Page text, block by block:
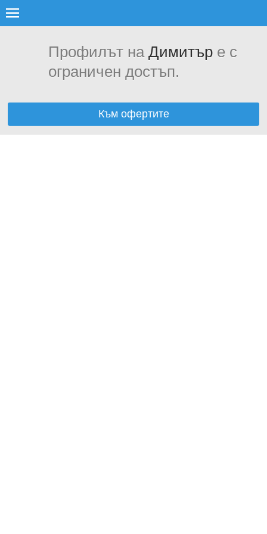
Профилът на Димитър е с
ограничен достъп.
Към офертите